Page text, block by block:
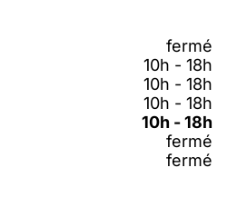
fermé
10h - 18h
10h - 18h
10h - 18h
10h - 18h
fermé
fermé